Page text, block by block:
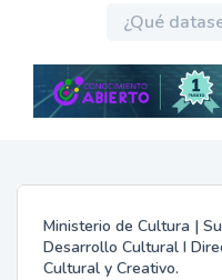
Ministerio de Cultura |
Desarrollo Cultural I
Cultural y Creativo.